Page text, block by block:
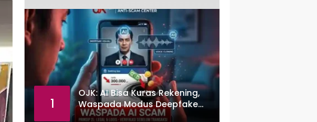
1
OJK: AI Bisa Kuras Rekening,
Waspada Modus Deepfake
dan Voice Cloning